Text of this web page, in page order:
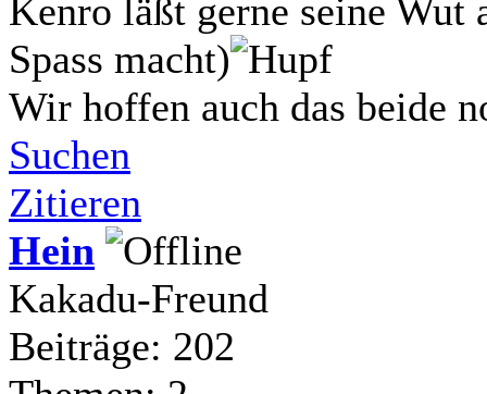
Kenro läßt gerne seine Wut
Spass macht)
Wir hoffen auch das beide
Suchen
Zitieren
Hein
Kakadu-Freund
Beiträge: 202